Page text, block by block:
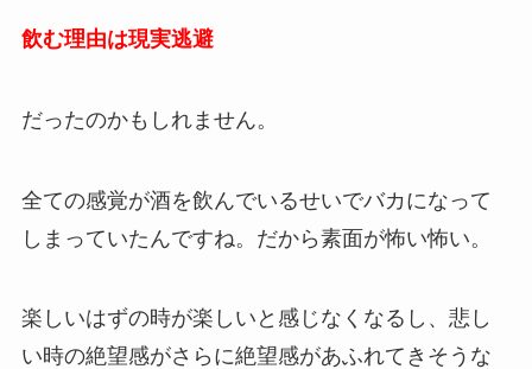
飲む理由は現実逃避
だったのかもしれません。
全ての感覚が酒を飲んでいるせいでバカになって
しまっていたんですね。だから素面が怖い怖い。
楽しいはずの時が楽しいと感じなくなるし、悲し
い時の絶望感がさらに絶望感があふれてきそうな